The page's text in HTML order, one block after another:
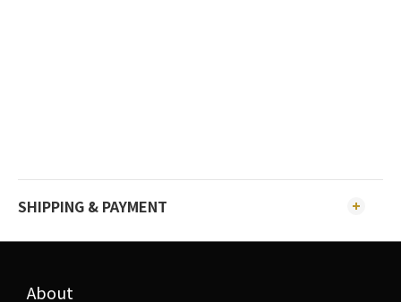
SHIPPING & PAYMENT
About